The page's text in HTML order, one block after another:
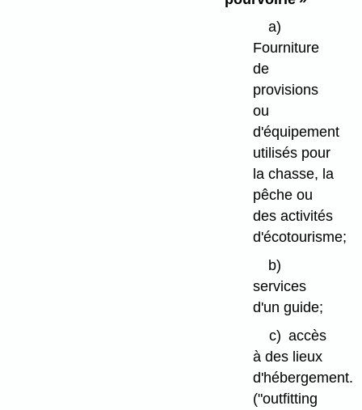
a)
Fourniture
de
provisions
ou
d'équipement
utilisés pour
la chasse, la
pêche ou
des activités
d'écotourisme;
b)
services
d'un guide;
c) accès
à des lieux
d'hébergement.
("outfitting